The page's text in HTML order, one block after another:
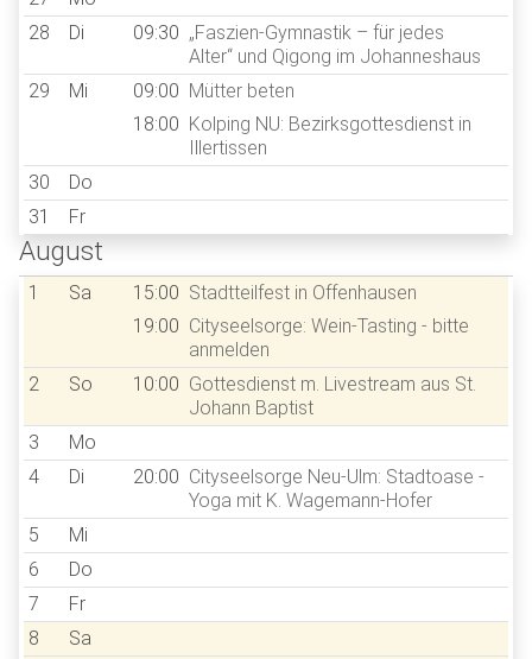
28
Di 09:30 „Faszien-Gymnastik – für jedes
Alter“ und Qigong im Johanneshaus
29
Mi 09:00 Mütter beten
18:00 Kolping NU: Bezirksgottesdienst in
Illertissen
30
Do
31
Fr
August
1 Sa 15:00 Stadtteilfest in Offenhausen
19:00 Cityseelsorge: Wein-Tasting - bitte
anmelden
2
So 10:00 Gottesdienst m. Livestream aus St.
Johann Baptist
3
Mo
4
Di 20:00 Cityseelsorge Neu-Ulm: Stadtoase -
Yoga mit K. Wagemann-Hofer
5
Mi
6
Do
7
Fr
8
Sa